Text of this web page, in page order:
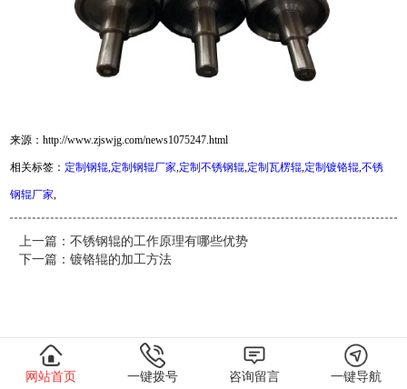
来源：http://www.zjswjg.com/news1075247.html
相关标签： 定制钢辊 定制钢辊厂家 定制不锈钢辊 定制瓦楞辊 定制镀铬辊 ,不锈
钢辊厂家
上一篇：不锈钢辊的工作原理有哪些优势
下一篇：镀铬辊的加工方法
网站首页 一键拨号 咨询留言 一键导航